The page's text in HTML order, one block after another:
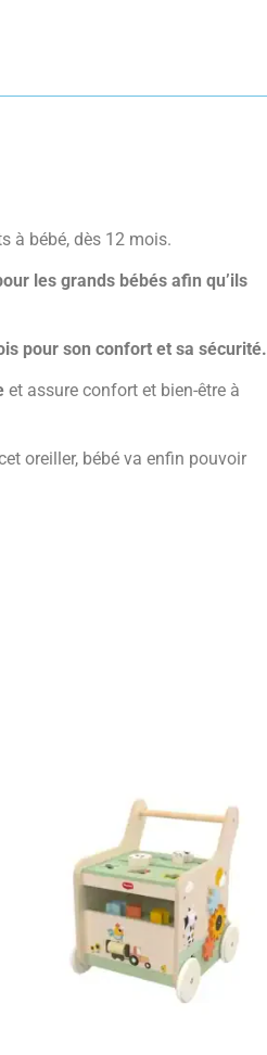
à bébé, dès 12 mois.
les grands bébés afin qu’ils
pour son confort et sa sécurité.
et assure confort et bien-être à
oreiller, bébé va enfin pouvoir